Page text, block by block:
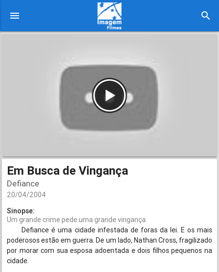
menu search
Em Busca de Vingança
Defiance
20/04/2004
Sinopse:
Um grande crime pede uma grande vingança.
Defiance é uma cidade infestada de foras da lei. E os mais
poderosos estão em guerra. De um lado, Nathan Cross, fragilizado
por morar com sua esposa adoentada e dois filhos pequenos na
cidade.